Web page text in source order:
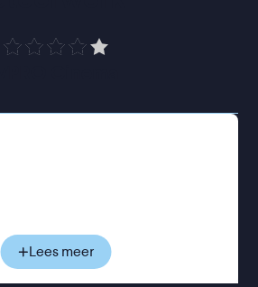
met Cheung (Lee Kang-
ver van huis proberen te
drie hun armoedige maar
kunnen voortzetten?
Lees meer